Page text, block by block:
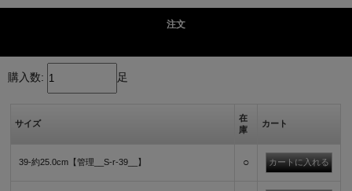
注文
購入数: 足
サイズ
在
庫
カート
39-約25.0cm【管理__S-r-39__】 ○